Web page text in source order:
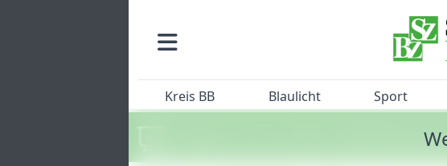
Kreis BB Blaulicht Sport
Machen Sie mit beim SZ/BZ-